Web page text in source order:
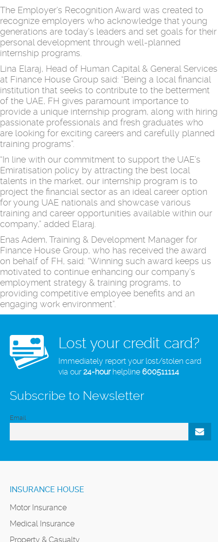
The Employer’s Recognition Award was created to
recognize employers who acknowledge that young
generations are today’s leaders and set goals for their
personal development through well-planned
internship programs.
Lina Elaraj, Head of Human Capital & General Services
at Finance House Group said: “Being a local financial
institution that seeks to contribute to the betterment
of the UAE, FH gives paramount importance to
provide a unique internship program, along with hiring
passionate professionals and fresh graduates who
are looking for exciting careers and carefully planned
training programs”.
“In line with our commitment to support the UAE’s
Emiratisation policy by attracting the best local
talents in the market, our internship program is to
project the financial sector as an ideal career option
for young UAE nationals and showcase various
training and career opportunities available within our
company,” added Elaraj.
Enas Adem, Training & Development Manager for
Finance House Group, who has received the award
on behalf of FH, said: “Winning such award keeps us
motivated to continue enhancing our company’s
employment strategy & training programs, to
providing competitive employee benefits and an
engaging work environment”.
Lost your credit card?
Immediately report your lost/stolen card
via our24-hourhelpline 600511114
Subscribe to Newsletter
Email
INSURANCE HOUSE
Motor Insurance
Medical Insurance
Property & Casualty